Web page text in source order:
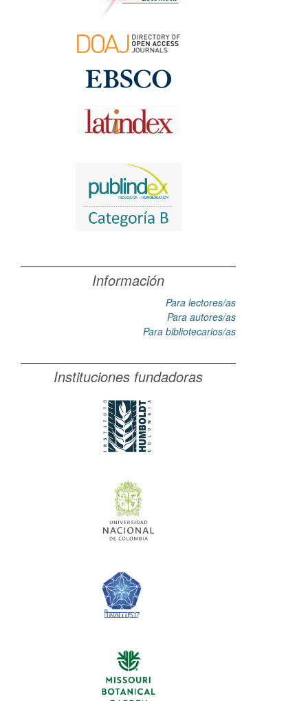
Información
Para lectores/as
Para autores/as
Para bibliotecarios/as
Instituciones fundadoras